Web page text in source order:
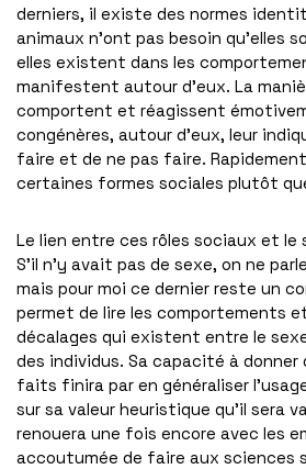
derniers, il existe des normes
animaux n’ont pas besoin qu’elles
elles existent dans les
manifestent autour d’eux. La
comportent et réagissent
congénères, autour d’eux, leur
faire et de ne pas faire.
certaines formes sociales plutôt
Le lien entre ces rôles sociaux et le
S’il n’y avait pas de sexe, on ne
mais pour moi ce dernier reste un
permet de lire les comportements
décalages qui existent entre le
des individus. Sa capacité à donner
faits finira par en généraliser
sur sa valeur heuristique qu’il sera
renouera une fois encore avec les
accoutumée de faire aux sciences